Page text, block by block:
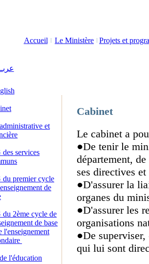
Accueil Le Ministère Projets et
et
services
du premier cycle
de
du 2ème cycle de
de base
l'enseignement
l'éducation
Cabinet
Le cabinet a
●De tenir le
département,
ses directives
●D'assurer la
organes du
●D'assurer les
organisations
●De
qui lui sont